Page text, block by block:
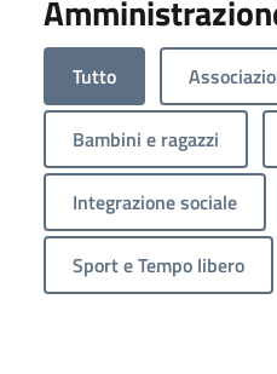
Tutto
Bambini e ragazzi
Integrazione sociale
Sport e Tempo libero